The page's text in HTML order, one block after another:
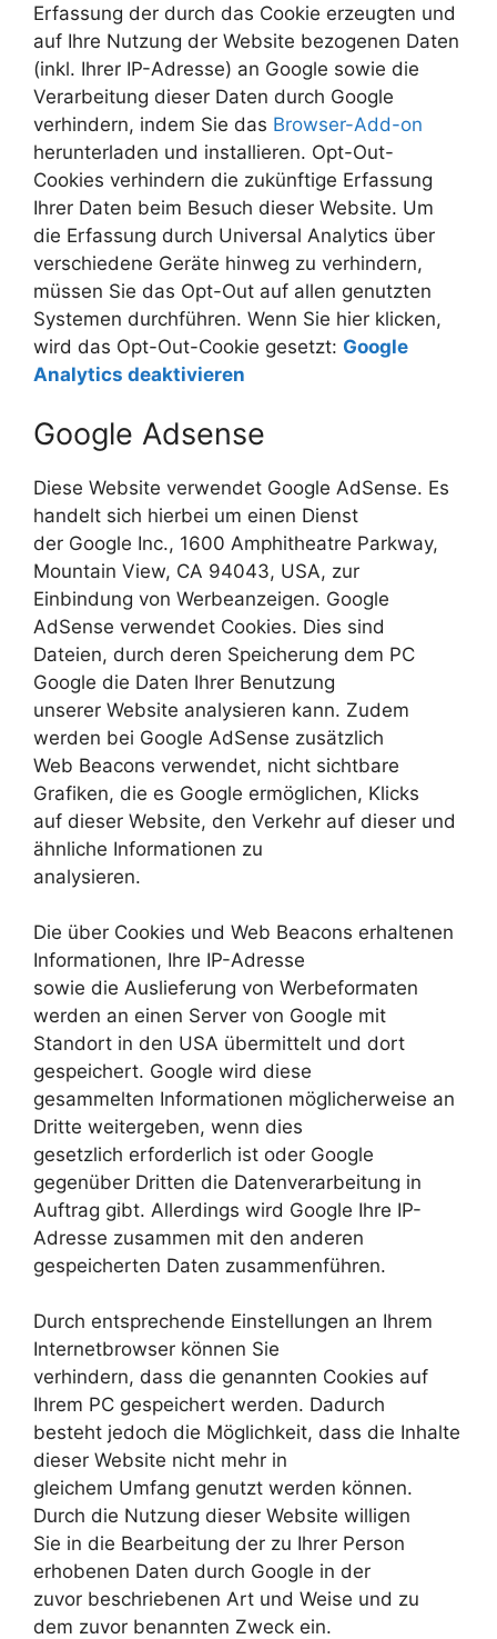
Erfassung der durch das Cookie erzeugten und
auf Ihre Nutzung der Website bezogenen Daten
(inkl. Ihrer IP-Adresse) an Google sowie die
Verarbeitung dieser Daten durch Google
verhindern, indem Sie das Browser-Add-on
herunterladen und installieren. Opt-Out-
Cookies verhindern die zukünftige Erfassung
Ihrer Daten beim Besuch dieser Website. Um
die Erfassung durch Universal Analytics über
verschiedene Geräte hinweg zu verhindern,
müssen Sie das Opt-Out auf allen genutzten
Systemen durchführen. Wenn Sie hier klicken,
wird das Opt-Out-Cookie gesetzt: Google
Analytics deaktivieren
Google Adsense
Diese Website verwendet Google AdSense. Es
handelt sich hierbei um einen Dienst
der Google Inc., 1600 Amphitheatre Parkway,
Mountain View, CA 94043, USA, zur
Einbindung von Werbeanzeigen. Google
AdSense verwendet Cookies. Dies sind
Dateien, durch deren Speicherung dem PC
Google die Daten Ihrer Benutzung
unserer Website analysieren kann. Zudem
werden bei Google AdSense zusätzlich
Web Beacons verwendet, nicht sichtbare
Grafiken, die es Google ermöglichen, Klicks
auf dieser Website, den Verkehr auf dieser und
ähnliche Informationen zu
analysieren.
Die über Cookies und Web Beacons erhaltenen
Informationen, Ihre IP-Adresse
sowie die Auslieferung von Werbeformaten
werden an einen Server von Google mit
Standort in den USA übermittelt und dort
gespeichert. Google wird diese
gesammelten Informationen möglicherweise an
Dritte weitergeben, wenn dies
gesetzlich erforderlich ist oder Google
gegenüber Dritten die Datenverarbeitung in
Auftrag gibt. Allerdings wird Google Ihre IP-
Adresse zusammen mit den anderen
gespeicherten Daten zusammenführen.
Durch entsprechende Einstellungen an Ihrem
Internetbrowser können Sie
verhindern, dass die genannten Cookies auf
Ihrem PC gespeichert werden. Dadurch
besteht jedoch die Möglichkeit, dass die Inhalte
dieser Website nicht mehr in
gleichem Umfang genutzt werden können.
Durch die Nutzung dieser Website willigen
Sie in die Bearbeitung der zu Ihrer Person
erhobenen Daten durch Google in der
zuvor beschriebenen Art und Weise und zu
dem zuvor benannten Zweck ein.